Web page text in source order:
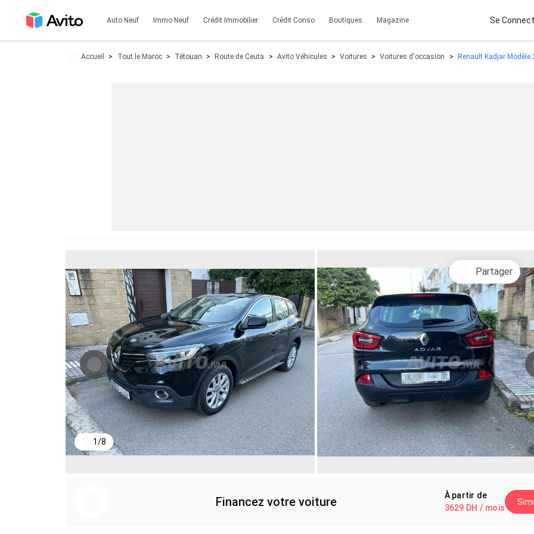
Auto Neuf Immo Neuf Crédit Immobilier Crédit Conso Boutiques Magazine Se
Accueil Tout le Maroc Tétouan Route de Ceuta Avito Véhicules Voitures Voitures d'occasion Renault Kadjar Modèle
1/8
Partager
Financez votre voiture
À partir de
3629 DH / mois